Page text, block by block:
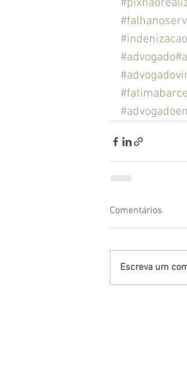
#indenizacao
#advogado
Comentários
Escreva um